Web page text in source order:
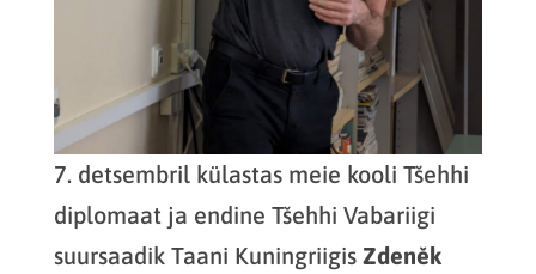
7. detsembril külastas meie kooli Tšehhi
diplomaat ja endine Tšehhi Vabariigi
suursaadik Taani Kuningriigis Zdeněk